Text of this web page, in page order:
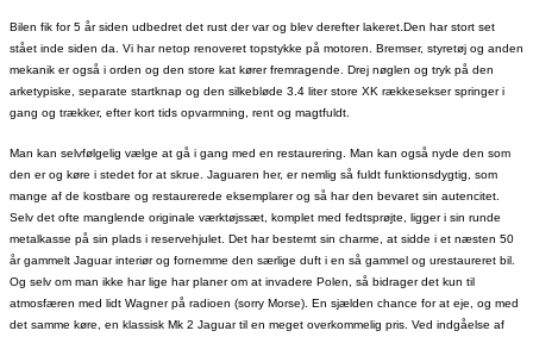
Bilen fik for 5 år siden udbedret det rust der var og blev derefter lakeret.Den har stort set
stået inde siden da. Vi har netop renoveret topstykke på motoren. Bremser, styretøj og anden
mekanik er også i orden og den store kat kører fremragende. Drej nøglen og tryk på den
arketypiske, separate startknap og den silkebløde 3.4 liter store XK rækkesekser springer i
gang og trækker, efter kort tids opvarmning, rent og magtfuldt.
Man kan selvfølgelig vælge at gå i gang med en restaurering. Man kan også nyde den som
den er og køre i stedet for at skrue. Jaguaren her, er nemlig så fuldt funktionsdygtig, som
mange af de kostbare og restaurerede eksemplarer og så har den bevaret sin autencitet.
Selv det ofte manglende originale værktøjssæt, komplet med fedtsprøjte, ligger i sin runde
metalkasse på sin plads i reservehjulet. Det har bestemt sin charme, at sidde i et næsten 50
år gammelt Jaguar interiør og fornemme den særlige duft i en så gammel og urestaureret bil.
Og selv om man ikke har lige har planer om at invadere Polen, så bidrager det kun til
atmosfæren med lidt Wagner på radioen (sorry Morse). En sjælden chance for at eje, og med
det samme køre, en klassisk Mk 2 Jaguar til en meget overkommelig pris. Ved indgåelse af